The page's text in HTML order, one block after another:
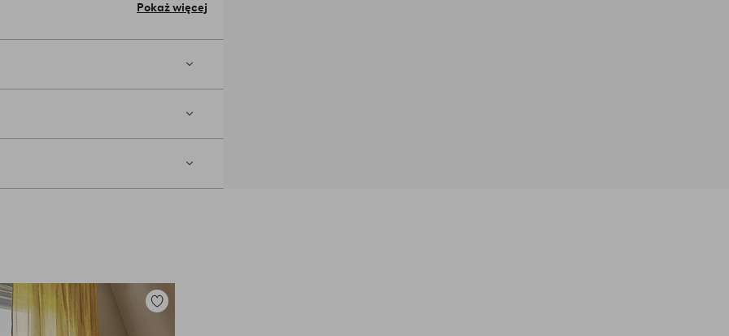
Nie używaj wybielacza. Nie
Zasłony zachowają swój
A zasłony nie utracą swojego
Przetrzyj plamę delikatnie,
%.
Numer artykułu: 2050406-10
Pokaż więcej
Dodaj